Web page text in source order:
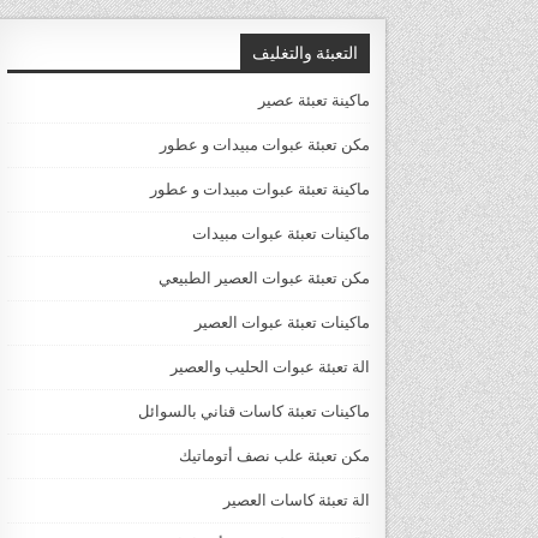
التعبئة والتغليف
ماكينة تعبئة عصير
مكن تعبئة عبوات مبيدات و عطور
ماكينة تعبئة عبوات مبيدات و عطور
ماكينات تعبئة عبوات مبيدات
مكن تعبئة عبوات العصير الطبيعي
ماكينات تعبئة عبوات العصير
الة تعبئة عبوات الحليب والعصير
ماكينات تعبئة كاسات قناني بالسوائل
مكن تعبئة علب نصف أتوماتيك
الة تعبئة كاسات العصير